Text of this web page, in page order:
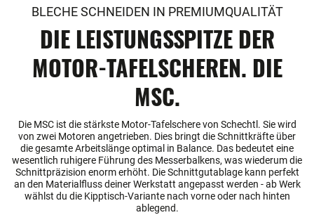
BLECHE SCHNEIDEN IN PREMIUMQUALITÄT
DIE LEISTUNGSSPITZE DER
MOTOR-TAFELSCHEREN. DIE
MSC.
Die MSC ist die stärkste Motor-Tafelschere von Schechtl. Sie wird
von zwei Motoren angetrieben. Dies bringt die Schnittkräfte über
die gesamte Arbeitslänge optimal in Balance. Das bedeutet eine
wesentlich ruhigere Führung des Messerbalkens, was wiederum die
Schnittpräzision enorm erhöht. Die Schnittgutablage kann perfekt
an den Materialfluss deiner Werkstatt angepasst werden - ab Werk
wählst du die Kipptisch-Variante nach vorne oder nach hinten
ablegend.